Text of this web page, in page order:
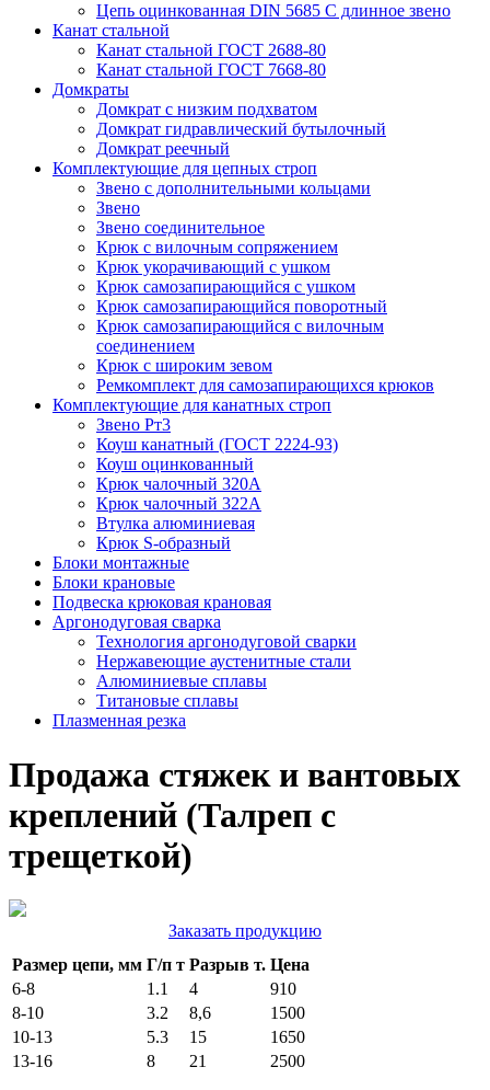
Цепь оцинкованная DIN 5685 С длинное звено
Канат стальной
Канат стальной ГОСТ 2688-80
Канат стальной ГОСТ 7668-80
Домкраты
Домкрат с низким подхватом
Домкрат гидравлический бутылочный
Домкрат реечный
Комплектующие для цепных строп
Звено с дополнительными кольцами
Звено
Звено соединительное
Крюк с вилочным сопряжением
Крюк укорачивающий с ушком
Крюк самозапирающийся с ушком
Крюк самозапирающийся поворотный
Крюк самозапирающийся с вилочным
соединением
Крюк с широким зевом
Ремкомплект для самозапирающихся крюков
Комплектующие для канатных строп
Звено Рт3
Коуш канатный (ГОСТ 2224-93)
Коуш оцинкованный
Крюк чалочный 320А
Крюк чалочный 322А
Втулка алюминиевая
Крюк S-образный
Блоки монтажные
Блоки крановые
Подвеска крюковая крановая
Аргонодуговая сварка
Технология аргонодуговой сварки
Нержавеющие аустенитные стали
Алюминиевые сплавы
Титановые сплавы
Плазменная резка
Продажа стяжек и вантовых
креплений (Талреп с
трещеткой)
Заказать продукцию
Размер цепи, мм Г/п т Разрыв т. Цена
6-8
1.1 4
910
8-10
3.2 8,6
1500
10-13
5.3 15
1650
13-16
8 21 2500